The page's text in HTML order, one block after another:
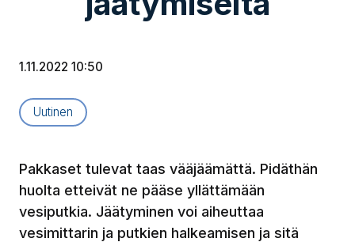
1.11.2022 10:50
Artikkelityyppi:
Uutinen
Pakkaset tulevat taas vääjäämättä. Pidäthän
huolta etteivät ne pääse yllättämään
vesiputkia. Jäätyminen voi aiheuttaa
vesimittarin ja putkien halkeamisen ja sitä